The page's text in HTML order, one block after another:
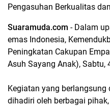
Pengasuhan Berkualitas
Suaramuda.com - Dalam
emas Indonesia,
Peningkatan Cakupan
Asuh Sayang Anak), Sabtu,
Kegiatan yang
dihadiri oleh berbagai